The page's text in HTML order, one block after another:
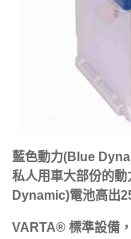
藍色動力(Blue
私人用車大部份的
Dynamic)電池高出
VARTA® 標準設備